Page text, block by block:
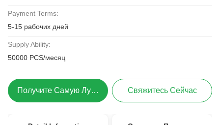
Payment Terms:
5-15 рабочих дней
Supply Ability:
50000 PCS/месяц
Получите Самую Лучшую ЦенуСвяжитесь Сейчас